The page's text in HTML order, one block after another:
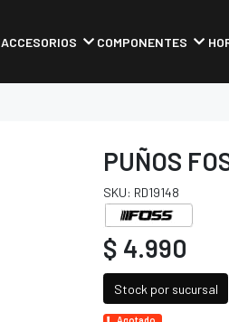
ACCESORIOS COMPONENTES
PUÑOS
SKU: RD19148
$ 4.990
Stock por sucursal